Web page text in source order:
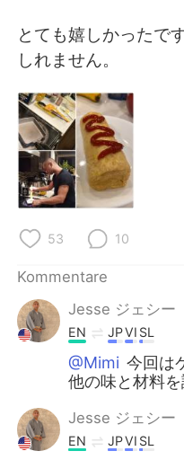
Português
とても嬉しかったで
しれません。
53 10
Kommentare
Jesse ジェシー
EN JPVI SL
@Mimi 今回は
他の味と材料を
Jesse ジェシー
EN JPVI SL